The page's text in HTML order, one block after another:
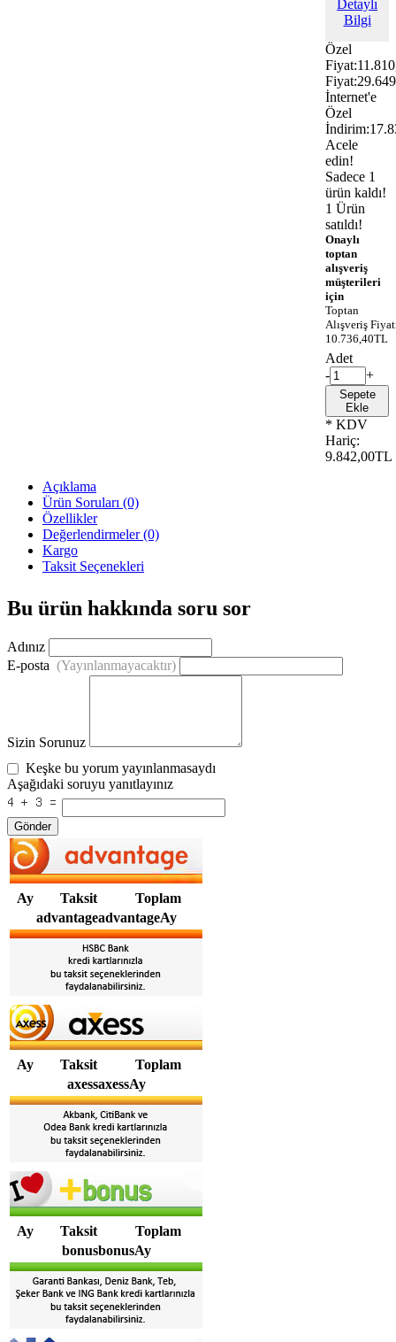
Detaylı
Bilgi
Özel
Fiyat:
Fiyat:
İnternet'e
Özel
İndirim:
Acele
edin!
Sadece 1
ürün kaldı!
1 Ürün
satıldı!
Onaylı
toptan
alışveriş
müşterileri
için
Toptan
Alışveriş
10.736,40TL
Adet
-
+
Sepete
Ekle
* KDV
Hariç:
9.842,00TL
Açıklama
Ürün Soruları (0)
Özellikler
Değerlendirmeler (0)
Kargo
Taksit Seçenekleri
Bu ürün hakkında soru sor
Adınız
E-posta (Yayınlanmayacaktır)
Sizin Sorunuz
Keşke bu yorum yayınlanmasaydı
Aşağıdaki soruyu yanıtlayınız
Gönder
Ay Taksit
Toplam
advantageadvantageAy
Ay Taksit
Toplam
axessaxessAy
Ay Taksit
Toplam
bonusbonusAy